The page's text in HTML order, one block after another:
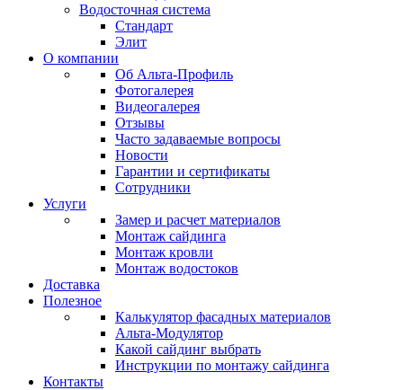
Водосточная система
Стандарт
Элит
О компании
Об Альта-Профиль
Фотогалерея
Видеогалерея
Отзывы
Часто задаваемые вопросы
Новости
Гарантии и сертификаты
Сотрудники
Услуги
Замер и расчет материалов
Монтаж сайдинга
Монтаж кровли
Монтаж водостоков
Доставка
Полезное
Калькулятор фасадных материалов
Альта-Модулятор
Какой сайдинг выбрать
Инструкции по монтажу сайдинга
Контакты